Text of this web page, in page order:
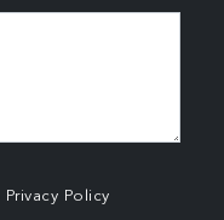
Privacy Policy